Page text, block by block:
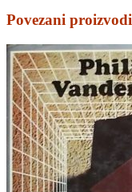
Povezani proizvodi